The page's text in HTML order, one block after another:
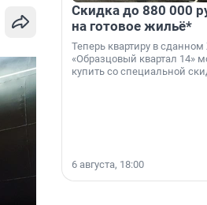
Скидка до 880 000
на готовое жильё*
Теперь квартиру в
«Образцовый квартал 14»
купить со специальной
6 августа, 18:00